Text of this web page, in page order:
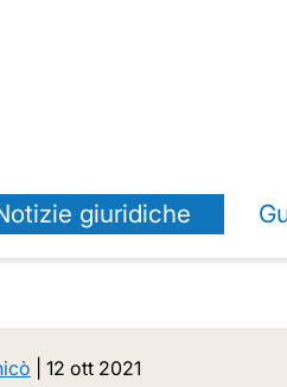
giuridiche
12 ott 2021